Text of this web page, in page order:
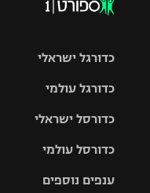
כדורגל ישראלי
גביע הטוטו
כדורגל עולמי
האלופות
ליגה
כדורסל ישראלי
סל
כדורסל עולמי
ענפים נוספים